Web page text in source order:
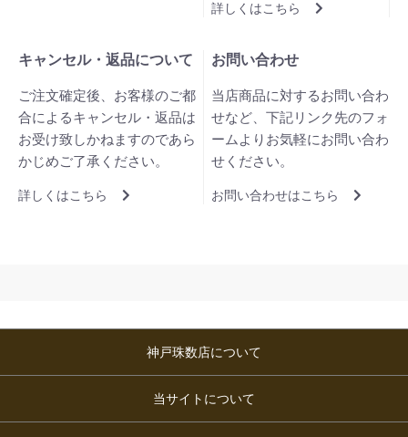
詳しくはこちら
キャンセル・返品について
ご注文確定後、お客様のご都
合によるキャンセル・返品は
お受け致しかねますのであら
かじめご了承ください。
詳しくはこちら
お問い合わせ
当店商品に対するお問い合わ
せなど、下記リンク先のフォ
ームよりお気軽にお問い合わ
せください。
お問い合わせはこちら
神戸珠数店について
当サイトについて